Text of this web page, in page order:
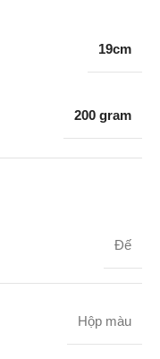
19cm
200 gram
Đế
Hộp màu